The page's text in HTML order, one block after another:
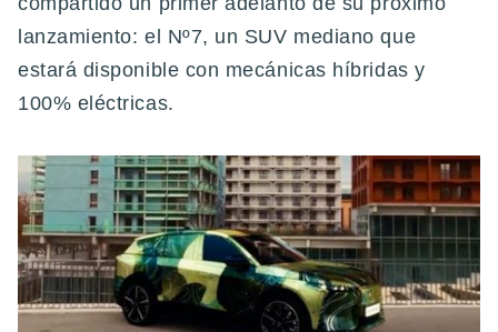
lanzamiento: el Nº7, un SUV mediano que
estará disponible con mecánicas híbridas y
100% eléctricas.